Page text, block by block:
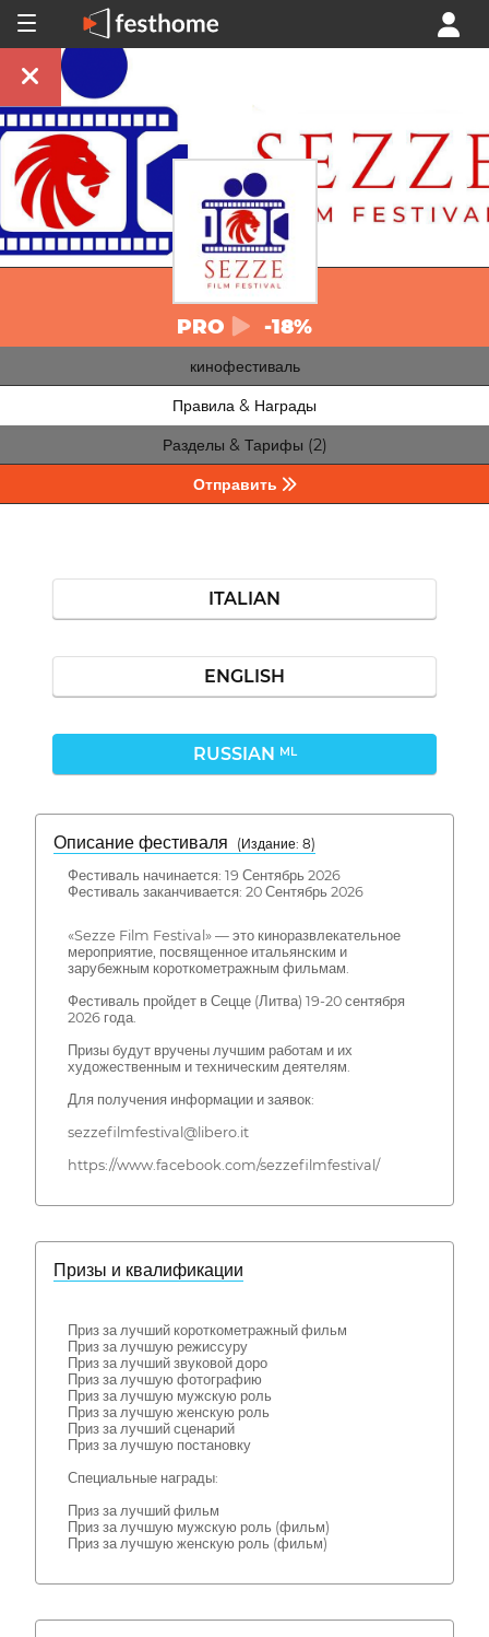
PRO -18%
кинофестиваль
Правила & Награды
Разделы & Тарифы (2)
Отправить
ITALIAN
ENGLISH
RUSSIAN ML
Описание фестиваля
( Издание: 8)
Фестиваль начинается: 19 Сентябрь 2026
Фестиваль заканчивается: 20 Сентябрь 2026
«Sezze Film Festival» — это киноразвлекательное
мероприятие, посвященное итальянским и
зарубежным короткометражным фильмам.
Фестиваль пройдет в Сецце (Литва) 19-20 сентября
2026 года.
Призы будут вручены лучшим работам и их
художественным и техническим деятелям.
Для получения информации и заявок:
sezzefilmfestival@libero.it
https://www.facebook.com/sezzefilmfestival/
Призы и квалификации
Приз за лучший короткометражный фильм
Приз за лучшую режиссуру
Приз за лучший звуковой доро
Приз за лучшую фотографию
Приз за лучшую мужскую роль
Приз за лучшую женскую роль
Приз за лучший сценарий
Приз за лучшую постановку
Специальные награды:
Приз за лучший фильм
Приз за лучшую мужскую роль (фильм)
Приз за лучшую женскую роль (фильм)